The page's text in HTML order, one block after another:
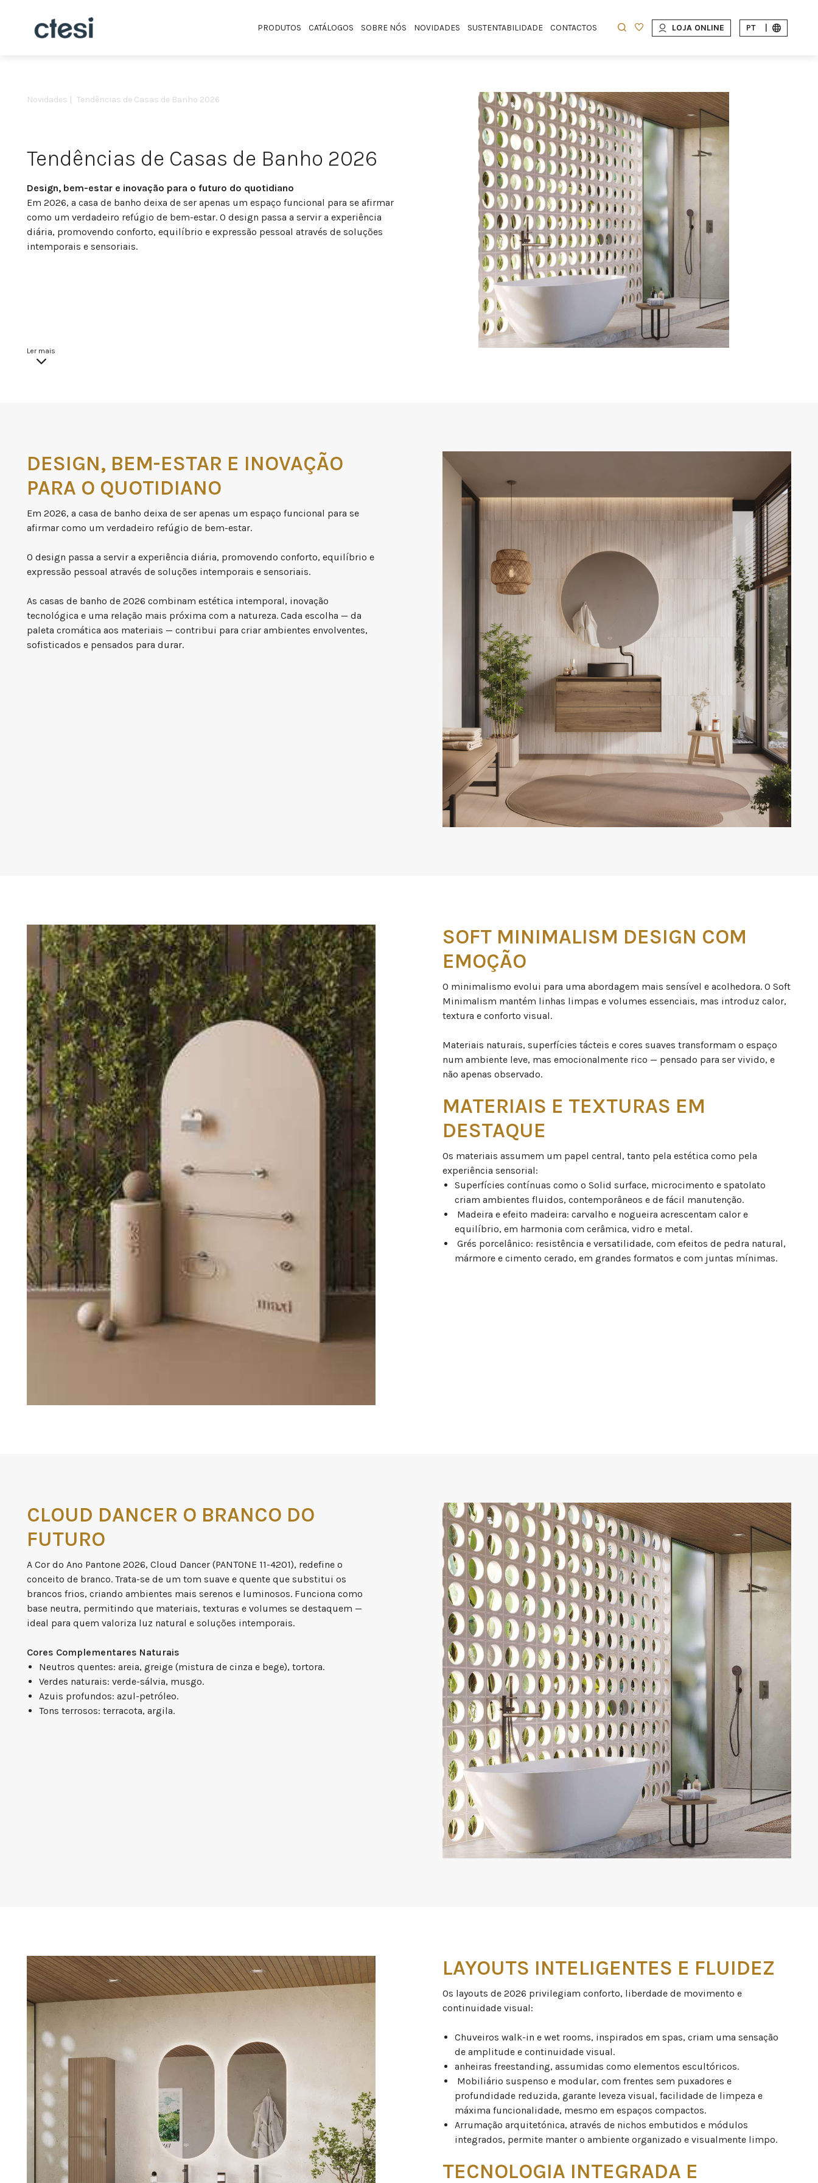
PRODUTOS CATÁLOGOS SOBRE NÓS NOVIDADES SUSTENTABILIDADE CONTACTOS LOJA ONLINE PT
Novidades | Tendências de Casas de Banho 2026
Tendências de Casas de Banho 2026
Design, bem-estar e inovação para o futuro do quotidiano
Em 2026, a casa de banho deixa de ser apenas um espaço funcional para se afirmar
como um verdadeiro refúgio de bem-estar. O design passa a servir a experiência
diária, promovendo conforto, equilíbrio e expressão pessoal através de soluções
intemporais e sensoriais.
Ler mais
DESIGN, BEM-ESTAR E INOVAÇÃO
PARA O QUOTIDIANO
Em 2026, a casa de banho deixa de ser apenas um espaço funcional para se
afirmar como um verdadeiro refúgio de bem-estar.
O design passa a servir a experiência diária, promovendo conforto, equilíbrio e
expressão pessoal através de soluções intemporais e sensoriais.
As casas de banho de 2026 combinam estética intemporal, inovação
tecnológica e uma relação mais próxima com a natureza. Cada escolha — da
paleta cromática aos materiais — contribui para criar ambientes envolventes,
sofisticados e pensados para durar.
SOFT MINIMALISM DESIGN COM
EMOÇÃO
O minimalismo evolui para uma abordagem mais sensível e acolhedora. O Soft
Minimalism mantém linhas limpas e volumes essenciais, mas introduz calor,
textura e conforto visual.
Materiais naturais, superfícies tácteis e cores suaves transformam o espaço
num ambiente leve, mas emocionalmente rico — pensado para ser vivido, e
não apenas observado.
MATERIAIS E TEXTURAS EM
DESTAQUE
Os materiais assumem um papel central, tanto pela estética como pela
experiência sensorial:
Superfícies contínuas como o Solid surface, microcimento e spatolato
criam ambientes fluidos, contemporâneos e de fácil manutenção.
Madeira e efeito madeira: carvalho e nogueira acrescentam calor e
equilíbrio, em harmonia com cerâmica, vidro e metal.
Grés porcelânico: resistência e versatilidade, com efeitos de pedra natural,
mármore e cimento cerado, em grandes formatos e com juntas mínimas.
CLOUD DANCER O BRANCO DO
FUTURO
A Cor do Ano Pantone 2026, Cloud Dancer (PANTONE 11-4201), redefine o
conceito de branco. Trata-se de um tom suave e quente que substitui os
brancos frios, criando ambientes mais serenos e luminosos. Funciona como
base neutra, permitindo que materiais, texturas e volumes se destaquem —
ideal para quem valoriza luz natural e soluções intemporais.
Cores Complementares Naturais
Neutros quentes: areia, greige (mistura de cinza e bege), tortora.
Verdes naturais: verde-sálvia, musgo.
Azuis profundos: azul-petróleo.
Tons terrosos: terracota, argila.
LAYOUTS INTELIGENTES E FLUIDEZ
Os layouts de 2026 privilegiam conforto, liberdade de movimento e
continuidade visual:
Chuveiros walk-in e wet rooms, inspirados em spas, criam uma sensação
de amplitude e continuidade visual.
anheiras freestanding, assumidas como elementos escultóricos.
Mobiliário suspenso e modular, com frentes sem puxadores e
profundidade reduzida, garante leveza visual, facilidade de limpeza e
máxima funcionalidade, mesmo em espaços compactos.
Arrumação arquitetónica, através de nichos embutidos e módulos
integrados, permite manter o ambiente organizado e visualmente limpo.
TECNOLOGIA INTEGRADA E